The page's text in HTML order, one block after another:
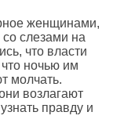
женщинами,
слезами на
что власти
ночью им
молчать.
возлагают
правду и